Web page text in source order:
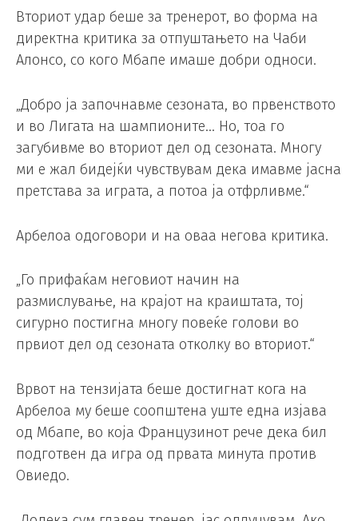
Вториот удар беше за тренерот, во форма на
директна критика за отпуштањето на Чаби
Алонсо, со кого Мбапе имаше добри односи.
„Добро ја започнавме сезоната, во првенството
и во Лигата на шампионите… Но, тоа го
загубивме во вториот дел од сезоната. Многу
ми е жал бидејќи чувствувам дека имавме јасна
претстава за играта, а потоа ја отфрливме.“
Арбелоа одоговори и на оваа негова критика.
„Го прифаќам неговиот начин на
размислување, на крајот на краиштата, тој
сигурно постигна многу повеќе голови во
првиот дел од сезоната отколку во вториот.“
Врвот на тензијата беше достигнат кога на
Арбелоа му беше соопштена уште една изјава
од Мбапе, во која Французинот рече дека бил
подготвен да игра од првата минута против
Овиедо.